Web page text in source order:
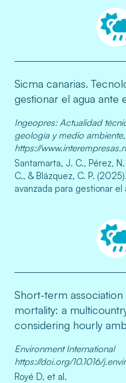
Sicma canarias.
gestionar el agua ante
Ingeopres: Actualidad
geología y medio ambiente,
https://
Santamarta, J. C., Pérez,
C., & Blázquez, C. P.
avanzada para gestionar
Short-term
mortality: a
considering hourly
Environment International
https://doi.org/10.1016/
Royé D, et al.